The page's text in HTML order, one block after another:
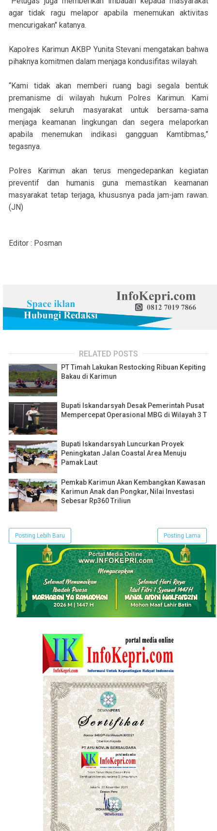
agar tidak ragu melapor apabila menemukan aktivitas
mencurigakan" katanya.
Kapolres Karimun AKBP Yunita Stevani mengatakan bahwa
pihaknya komitmen dalam menjaga kondusifitas wilayah.
“Kami tidak akan memberi ruang bagi segala bentuk
premanisme di wilayah hukum Polres Karimun. Kami
mengajak seluruh masyarakat untuk bersama-sama
menjaga keamanan lingkungan dan segera melaporkan
apabila menemukan indikasi gangguan Kamtibmas,”
tegasnya.
Polres Karimun akan terus mengedepankan kegiatan
preventif dan humanis guna memastikan keamanan
masyarakat tetap terjaga, khususnya pada jam-jam rawan.
(JN)
Editor : Posman
RELATED POSTS
PT Timah Lakukan Restocking Ribuan Kepiting
Bakau di Karimun
Bupati Iskandarsyah Desak Pemerintah Pusat
Mempercepat Operasional MBG di Wilayah 3 T
Bupati Iskandarsyah Luncurkan Proyek
Peningkatan Jalan Coastal Area Menuju
Pamak Laut
Pemkab Karimun Akan Kembangkan Kawasan
Karimun Anak dan Pongkar, Nilai Investasi
Sebesar Rp360 Triliun
Posting Lebih Baru Posting Lama